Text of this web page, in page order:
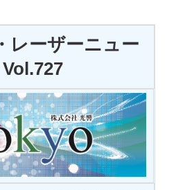
サービス
レーザーニュー